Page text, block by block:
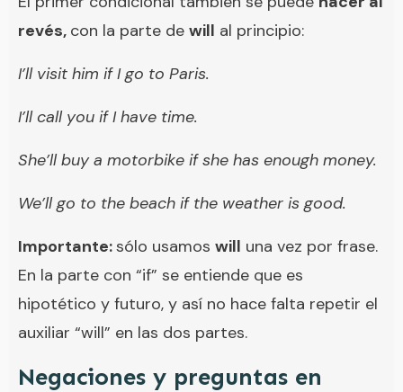
revés, con la parte de will al principio:
I’ll visit him if I go to Paris.
I’ll call you if I have time.
She’ll buy a motorbike if she has enough money.
We’ll go to the beach if the weather is good.
Importante:sólo usamos will una vez por frase.
En la parte con “if” se entiende que es
hipotético y futuro, y así no hace falta repetir el
auxiliar “will” en las dos partes.
Negaciones y preguntas en